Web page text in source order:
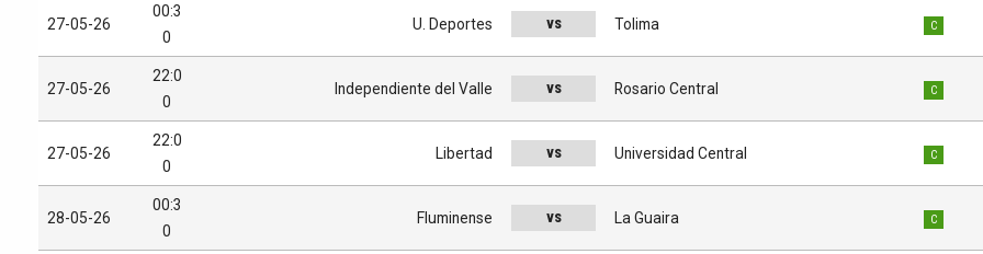
27-05-26
00:3
0
U. Deportes vs Tolima C
27-05-26
22:0
0
Independiente del Valle vs Rosario Central C
27-05-26
22:0
0
Libertad vs Universidad Central C
28-05-26
00:3
0
Fluminense vs La Guaira C